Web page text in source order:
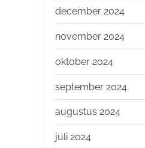
december 2024
november 2024
oktober 2024
september 2024
augustus 2024
juli 2024